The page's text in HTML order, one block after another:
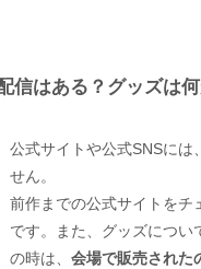
信はある？グッズは
公式サイトや公式SNSには
せん。
前作までの公式サイトをチ
です。また、グッズについ
の時は、 会場で販売された